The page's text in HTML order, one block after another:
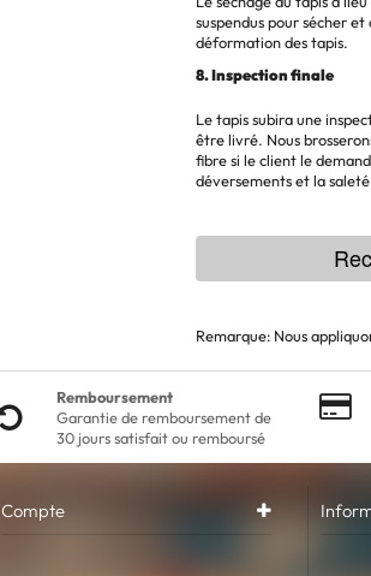
suspendus pour sécher
déformation des tapis.
8. Inspection finale
Le tapis subira une
être livré. Nous
fibre si le client le
déversements et la
Remarque: Nous
Remboursement
Garantie de remboursement de
30 jours satisfait ou remboursé
Compte